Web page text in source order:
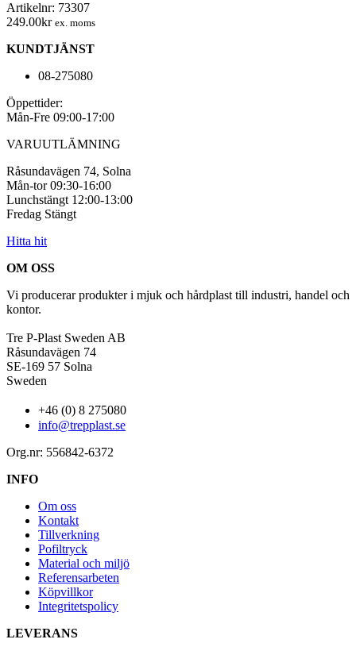
Artikelnr: 73307
249.00kr ex. moms
KUNDTJÄNST
08-275080
Öppettider:
Mån-Fre 09:00-17:00
VARUUTLÄMNING
Råsundavägen 74, Solna
Mån-tor 09:30-16:00
Lunchstängt 12:00-13:00
Fredag Stängt
Hitta hit
OM OSS
Vi producerar produkter i mjuk och hårdplast till industri, handel och
kontor.
Tre P-Plast Sweden AB
Råsundavägen 74
SE-169 57 Solna
Sweden
+46 (0) 8 275080
info@trepplast.se
Org.nr: 556842-6372
INFO
Om oss
Kontakt
Tillverkning
Pofiltryck
Material och miljö
Referensarbeten
Köpvillkor
Integritetspolicy
LEVERANS